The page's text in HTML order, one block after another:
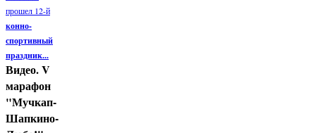
прошел 12-й
конно-
спортивный
праздник...
Видео. V
марафон
"Мучкап-
Шапкино-